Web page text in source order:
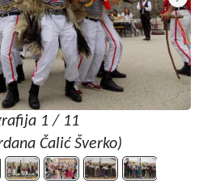
1 / 11
Čalić Šverko)